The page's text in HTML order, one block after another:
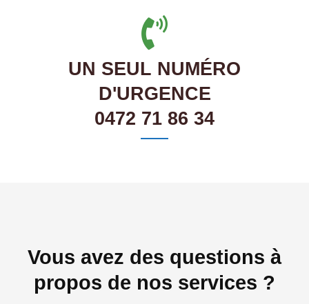
UN SEUL NUMÉRO
D'URGENCE
0472 71 86 34
Vous avez des questions à
propos de nos services ?